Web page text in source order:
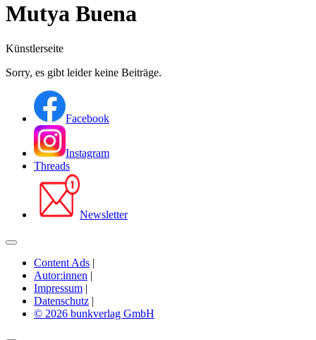
Mutya Buena
Künstlerseite
Sorry, es gibt leider keine Beiträge.
Facebook
Instagram
Threads
Newsletter
Content Ads |
Autor:innen |
Impressum |
Datenschutz |
© 2026 bunkverlag GmbH